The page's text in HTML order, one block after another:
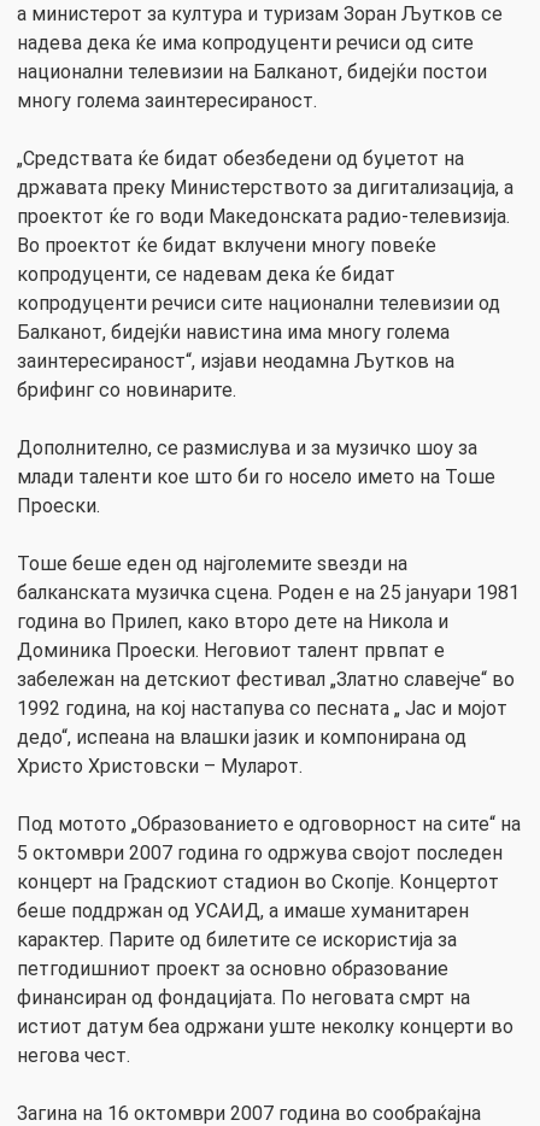
а министерот за култура и туризам Зоран Љутков се
надева дека ќе има копродуценти речиси од сите
национални телевизии на Балканот, бидејќи постои
многу голема заинтересираност.
„Средствата ќе бидат обезбедени од буџетот на
државата преку Министерството за дигитализација, а
проектот ќе го води Македонската радио-телевизија.
Во проектот ќе бидат вклучени многу повеќе
копродуценти, се надевам дека ќе бидат
копродуценти речиси сите национални телевизии од
Балканот, бидејќи навистина има многу голема
заинтересираност“, изјави неодамна Љутков на
брифинг со новинарите.
Дополнително, се размислува и за музичко шоу за
млади таленти кое што би го носело името на Тоше
Проески.
Тоше беше еден од најголемите ѕвезди на
балканската музичка сцена. Роден е на 25 јануари 1981
година во Прилеп, како второ дете на Никола и
Доминика Проески. Неговиот талент првпат е
забележан на детскиот фестивал „Златно славејче“ во
1992 година, на кој настапува со песната „ Јас и мојот
дедо“, испеана на влашки јазик и компонирана од
Христо Христовски – Муларот.
Под мотото „Образованието е одговорност на сите“ на
5 октомври 2007 година го одржува својот последен
концерт на Градскиот стадион во Скопје. Концертот
беше поддржан од УСАИД, а имаше хуманитарен
карактер. Парите од билетите се искористија за
петгодишниот проект за основно образование
финансиран од фондацијата. По неговата смрт на
истиот датум беа одржани уште неколку концерти во
негова чест.
Загина на 16 октомври 2007 година во сообраќајна